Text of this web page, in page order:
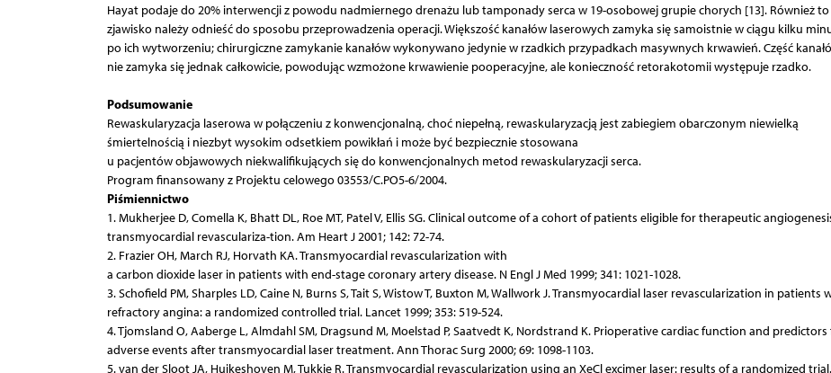
Hayat podaje do 20% interwencji z powodu nadmiernego drenażu lub tamponady serca w 19-osobowej grupie chorych [13]. Również to
zjawisko należy odnieść do sposobu przeprowadzenia operacji. Większość kanałów laserowych zamyka się samoistnie w ciągu kilku
po ich wytworzeniu; chirurgiczne zamykanie kanałów wykonywano jedynie w rzadkich przypadkach masywnych krwawień. Część
nie zamyka się jednak całkowicie, powodując wzmożone krwawienie pooperacyjne, ale konieczność retorakotomii występuje rzadko.
Podsumowanie
Rewaskularyzacja laserowa w połączeniu z konwencjonalną, choć niepełną, rewaskularyzacją jest zabiegiem obarczonym niewielką
śmiertelnością i niezbyt wysokim odsetkiem powikłań i może być bezpiecznie stosowana
u pacjentów objawowych niekwalifikujących się do konwencjonalnych metod rewaskularyzacji serca.
Program finansowany z Projektu celowego 03553/C.PO5-6/2004.
Piśmiennictwo
1. Mukherjee D, Comella K, Bhatt DL, Roe MT, Patel V, Ellis SG. Clinical outcome of a cohort of patients eligible for therapeutic
transmyocardial revasculariza-tion. Am Heart J 2001; 142: 72-74.
2. Frazier OH, March RJ, Horvath KA. Transmyocardial revascularization with
a carbon dioxide laser in patients with end-stage coronary artery disease. N Engl J Med 1999; 341: 1021-1028.
3. Schofield PM, Sharples LD, Caine N, Burns S, Tait S, Wistow T, Buxton M, Wallwork J. Transmyocardial laser revascularization in patients
refractory angina: a randomized controlled trial. Lancet 1999; 353: 519-524.
4. Tjomsland O, Aaberge L, Almdahl SM, Dragsund M, Moelstad P, Saatvedt K, Nordstrand K. Prioperative cardiac function and predictors
adverse events after transmyocardial laser treatment. Ann Thorac Surg 2000; 69: 1098-1103.
5. van der Sloot JA, Huikeshoven M, Tukkie R. Transmyocardial revascularization using an XeCl excimer laser: results of a randomized trial.